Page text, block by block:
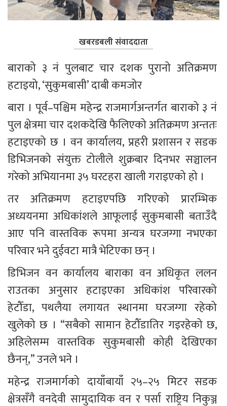
खबरडबली संवाददाता
बाराको ३ नं पुलबाट चार दशक पुरानो अतिक्रमण
हटाइयो, ‘सुकुमबासी’ दाबी कमजोर
बारा । पूर्व–पश्चिम महेन्द्र राजमार्गअन्तर्गत बाराको ३ नं
पुल क्षेत्रमा चार दशकदेखि फैलिएको अतिक्रमण अन्ततः
हटाइएको छ । वन कार्यालय, प्रहरी प्रशासन र सडक
डिभिजनको संयुक्त टोलीले शुक्रबार दिनभर सञ्चालन
गरेको अभियानमा ३५ घरटहरा खाली गराइएको हो ।
तर अतिक्रमण हटाइएपछि गरिएको प्रारम्भिक
अध्ययनमा अधिकांशले आफूलाई सुकुमबासी बताउँदै
आए पनि वास्तविक रूपमा अन्यत्र घरजग्गा नभएका
परिवार भने दुईवटा मात्रै भेटिएका छन् ।
डिभिजन वन कार्यालय बाराका वन अधिकृत ललन
राउतका अनुसार हटाइएका अधिकांश परिवारको
हेटौँडा, पथलैया लगायत स्थानमा घरजग्गा रहेको
खुलेको छ । “सबैको सामान हेटौँडातिर गइरहेको छ,
अहिलेसम्म वास्तविक सुकुमबासी कोही देखिएका
छैनन्,” उनले भने ।
महेन्द्र राजमार्गको दायाँबायाँ २५–२५ मिटर सडक
क्षेत्रसँगै वनदेवी सामुदायिक वन र पर्सा राष्ट्रिय निकुञ्ज